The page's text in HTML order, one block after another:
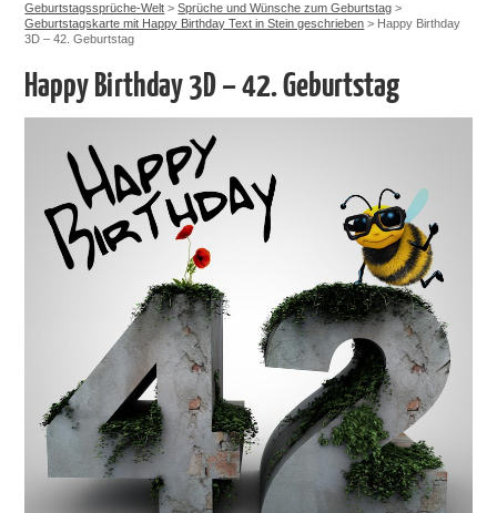
Geburtstagssprüche-Welt >Sprüche und Wünsche zum Geburtstag >
Geburtstagskarte mit Happy Birthday Text in Stein geschrieben > Happy Birthday
3D – 42. Geburtstag
Happy Birthday 3D – 42. Geburtstag